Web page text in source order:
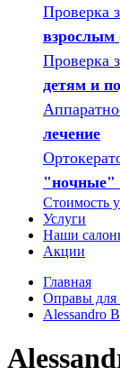
Проверка
взрослым
Проверка
детям и
лечение
"ночные"
Стоимость
Услуги
Наши
Акции
Главная
Оправы для
Alessandro